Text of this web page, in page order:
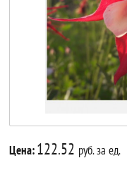
Цена:122.52 руб. за ед.